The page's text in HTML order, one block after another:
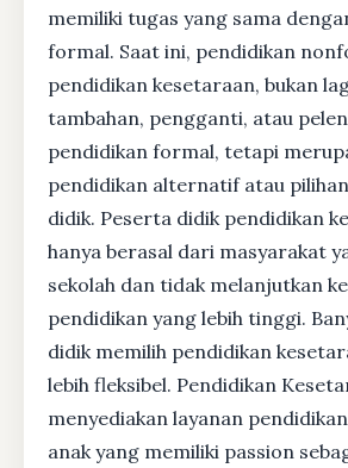
memiliki tugas yang sama
formal. Saat ini, pendidikan
pendidikan kesetaraan, bukan
tambahan, pengganti, atau
pendidikan formal, tetapi
pendidikan alternatif atau
didik. Peserta didik pendidikan
hanya berasal dari masyarakat
sekolah dan tidak melanjutkan
pendidikan yang lebih tinggi.
didik memilih pendidikan
lebih fleksibel. Pendidikan
menyediakan layanan
anak yang memiliki passion